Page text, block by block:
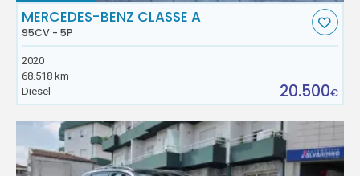
MERCEDES-BENZ CLASSE A
95CV - 5P
2020
68.518 km
Diesel
20.500€